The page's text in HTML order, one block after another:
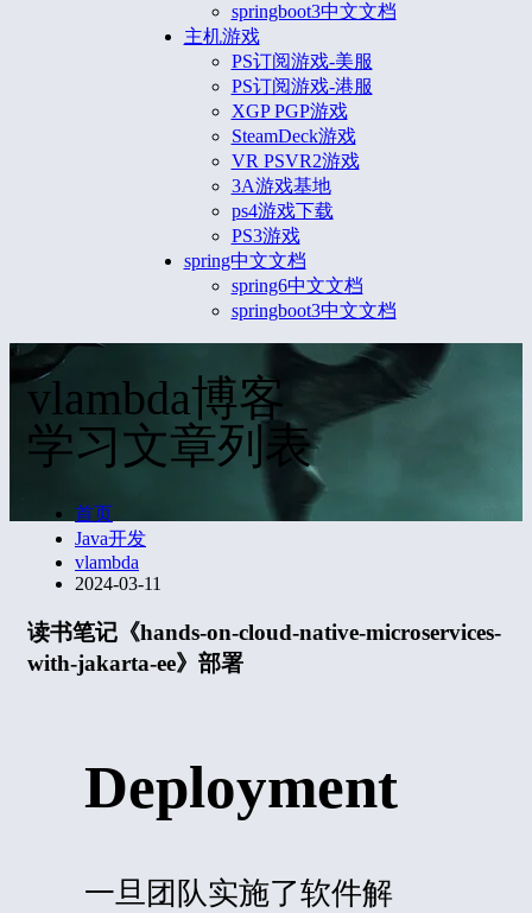
springboot3中文文档
主机游戏
PS订阅游戏-美服
PS订阅游戏-港服
XGP PGP游戏
SteamDeck游戏
VR PSVR2游戏
3A游戏基地
ps4游戏下载
PS3游戏
spring中文文档
spring6中文文档
springboot3中文文档
vlambda博客
学习文章列表
首页
Java开发
vlambda
2024-03-11
读书笔记《hands-on-cloud-native-microservices-
with-jakarta-ee》部署
Deployment
一旦团队实施了软件解